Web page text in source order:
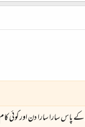
پاس سارا سارا دن اور